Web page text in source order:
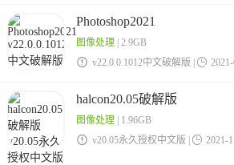
Photoshop2021
图像处理| 2.9GB
 v22.0.0.1012中文破解版 | 
halcon20.05破解版
图像处理| 1.96GB
 v20.05永久授权中文版 |  2021-